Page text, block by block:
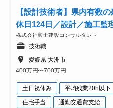
【設計技術者】県内有数
休日124日／設計／施工監
株式会社富士建設コンサルタント
技術職
愛媛県 大洲市
400万円〜700万円
土日祝休み 平均残業20h以下
住宅手当
通勤交通費支給